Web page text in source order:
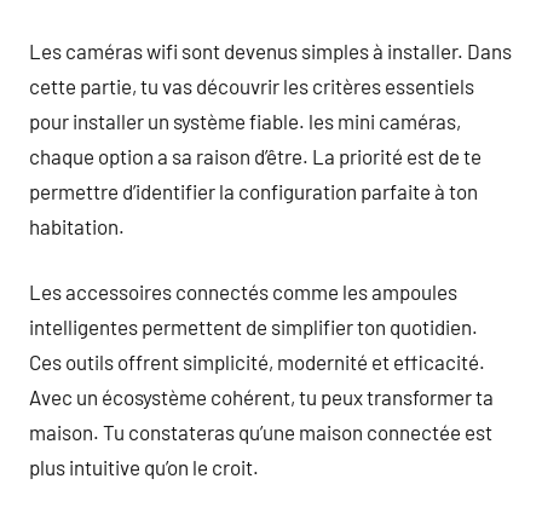
Les caméras wifi sont devenus simples à installer. Dans
cette partie, tu vas découvrir les critères essentiels
pour installer un système fiable. les mini caméras,
chaque option a sa raison d’être. La priorité est de te
permettre d’identifier la configuration parfaite à ton
habitation.
Les accessoires connectés comme les ampoules
intelligentes permettent de simplifier ton quotidien.
Ces outils offrent simplicité, modernité et efficacité.
Avec un écosystème cohérent, tu peux transformer ta
maison. Tu constateras qu’une maison connectée est
plus intuitive qu’on le croit.